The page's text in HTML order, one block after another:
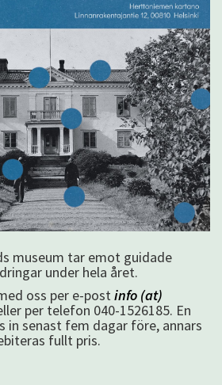
museum tar emot guidade
under hela året.
oss per e-postinfo (at)
per telefon 040-1526185. En
in senast fem dagar före, annars
fullt pris.